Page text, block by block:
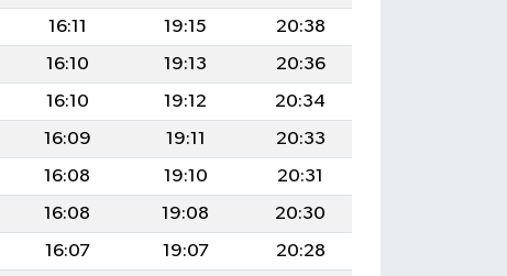
16:11 19:15
20:38
16:10 19:13
20:36
16:10 19:12
20:34
16:09 19:11
20:33
16:08 19:10
20:31
16:08 19:08
20:30
16:07 19:07
20:28